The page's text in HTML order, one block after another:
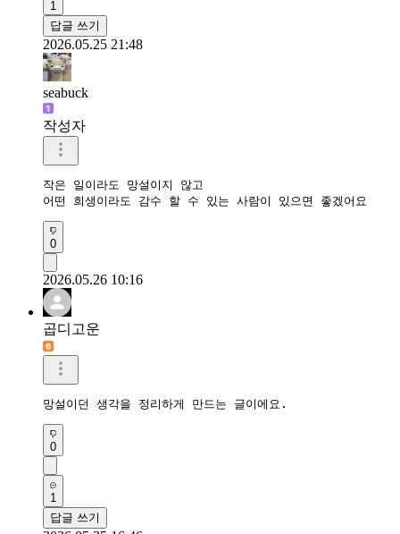
1
답글 쓰기
2026.05.25 21:48
seabuck
작성자
작은 일이라도 망설이지 않고
어떤 희생이라도 감수 할 수 있는 사람이 있으면 좋겠어요
0
2026.05.26 10:16
곱디고운
망설이던 생각을 정리하게 만드는 글이에요.
0
1
답글 쓰기